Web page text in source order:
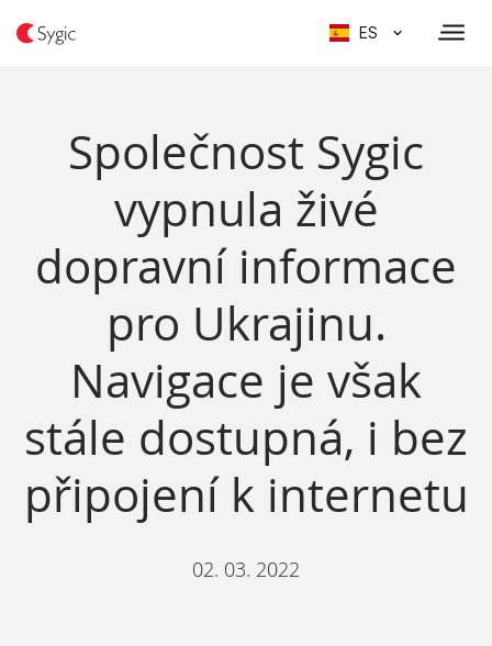
ES
Společnost Sygic
vypnula živé
dopravní informace
pro Ukrajinu.
Navigace je však
stále dostupná, i bez
připojení k internetu
02. 03. 2022